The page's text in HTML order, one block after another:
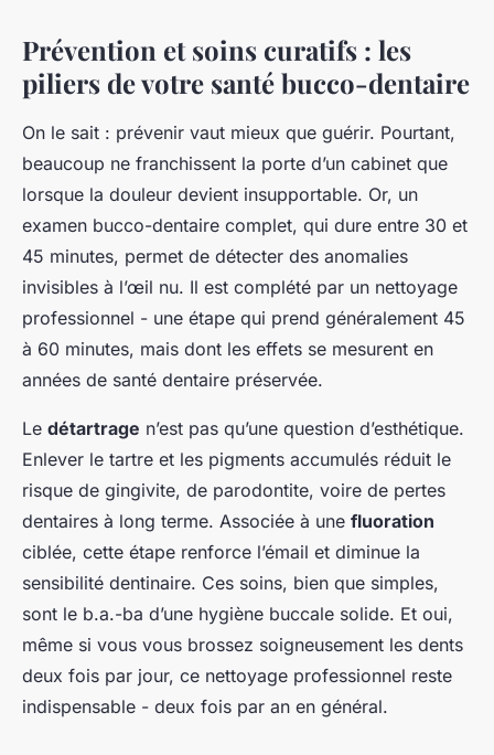
Prévention et soins curatifs : les
piliers de votre santé bucco-dentaire
On le sait : prévenir vaut mieux que guérir. Pourtant,
beaucoup ne franchissent la porte d’un cabinet que
lorsque la douleur devient insupportable. Or, un
examen bucco-dentaire complet, qui dure entre 30 et
45 minutes, permet de détecter des anomalies
invisibles à l’œil nu. Il est complété par un nettoyage
professionnel - une étape qui prend généralement 45
à 60 minutes, mais dont les effets se mesurent en
années de santé dentaire préservée.
Le détartrage n’est pas qu’une question d’esthétique.
Enlever le tartre et les pigments accumulés réduit le
risque de gingivite, de parodontite, voire de pertes
dentaires à long terme. Associée à une fluoration
ciblée, cette étape renforce l’émail et diminue la
sensibilité dentinaire. Ces soins, bien que simples,
sont le b.a.-ba d’une hygiène buccale solide. Et oui,
même si vous vous brossez soigneusement les dents
deux fois par jour, ce nettoyage professionnel reste
indispensable - deux fois par an en général.